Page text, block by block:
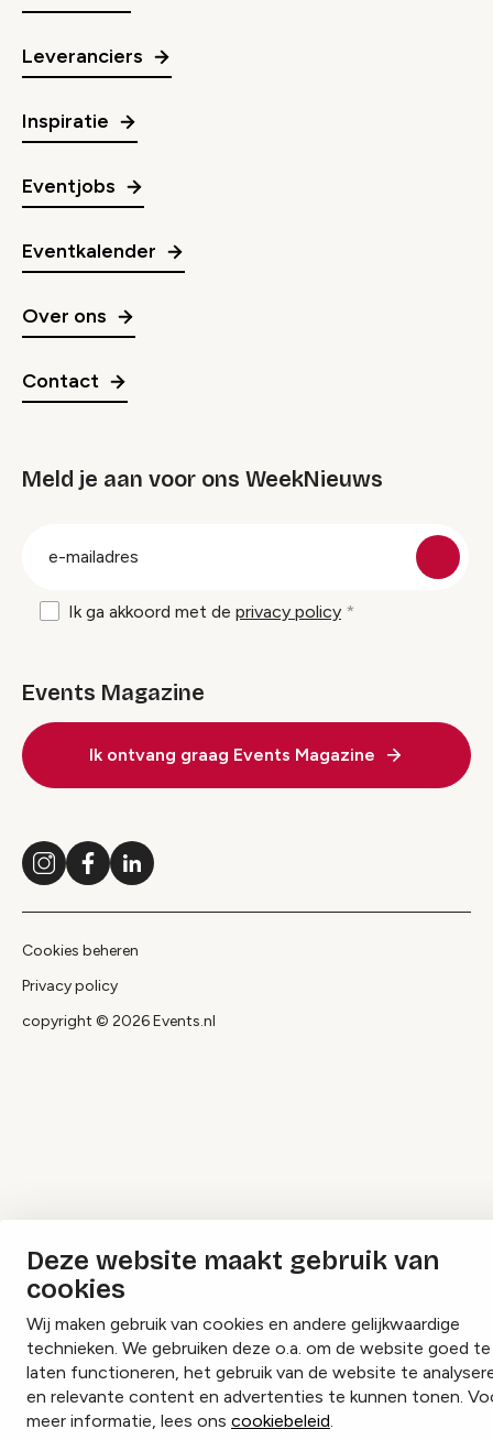
Deze website maakt gebruik van
cookies
Wij maken gebruik van cookies en andere gelijkwaardige
technieken. We gebruiken deze o.a. om de website goed te
laten functioneren, het gebruik van de website te
en relevante content en advertenties te kunnen tonen.
meer informatie, lees ons cookiebeleid.
Leveranciers
Inspiratie
Eventjobs
Eventkalender
Over ons
Contact
Meld je aan voor ons WeekNieuws
Ik ga akkoord met de privacy policy
Events Magazine
Ik ontvang graag Events Magazine
InstagramFacebookLinkedIn
Cookies beheren
Privacy policy
copyright © 2026 Events.nl